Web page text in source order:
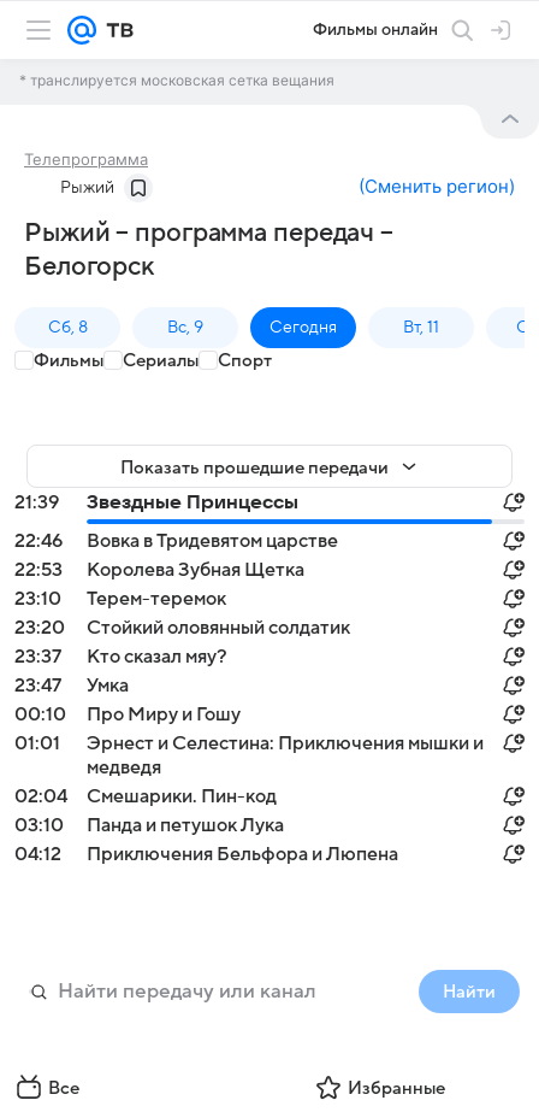
Фильмы онлайн
* транслируется московская сетка вещания
Телепрограмма
Рыжий (Сменить регион)
Рыжий – программа передач –
Белогорск
Сб, 8 Вс, 9 Сегодня Вт, 11
Фильмы Сериалы Спорт
Показать прошедшие передачи
21:39
Звездные Принцессы
22:46
Вовка в Тридевятом царстве
22:53
Королева Зубная Щетка
23:10
Терем-теремок
23:20
Стойкий оловянный солдатик
23:37
Кто сказал мяу?
23:47
Умка
00:10
Про Миру и Гошу
01:01
Эрнест и Селестина: Приключения мышки и
медведя
02:04
Смешарики. Пин-код
03:10
Панда и петушок Лука
04:12
Приключения Бельфора и Люпена
Найти
Все Избранные